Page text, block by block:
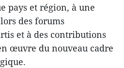
pays et région, à une
des forums
et à des contributions
œuvre du nouveau cadre